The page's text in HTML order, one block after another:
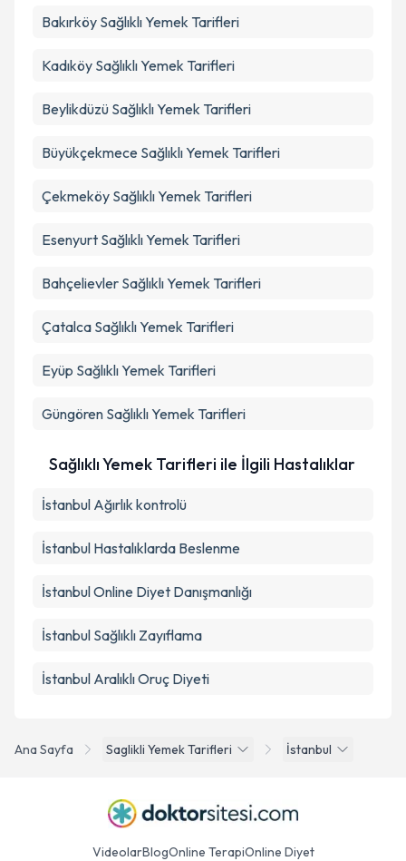
Metni'ni okudum ve kişisel verilerimin belirtilen
Ana Sayfa Saglikli Yemek Tarifleri İstanbul
Bakırköy Sağlıklı Yemek Tarifleri
Kadıköy Sağlıklı Yemek Tarifleri
Beylikdüzü Sağlıklı Yemek Tarifleri
Büyükçekmece Sağlıklı Yemek Tarifleri
Çekmeköy Sağlıklı Yemek Tarifleri
Esenyurt Sağlıklı Yemek Tarifleri
Bahçelievler Sağlıklı Yemek Tarifleri
Çatalca Sağlıklı Yemek Tarifleri
Eyüp Sağlıklı Yemek Tarifleri
Güngören Sağlıklı Yemek Tarifleri
Sağlıklı Yemek Tarifleri ile İlgili Hastalıklar
İstanbul Ağırlık kontrolü
İstanbul Hastalıklarda Beslenme
İstanbul Online Diyet Danışmanlığı
İstanbul Sağlıklı Zayıflama
İstanbul Aralıklı Oruç Diyeti
VideolarBlogOnline TerapiOnline Diyet